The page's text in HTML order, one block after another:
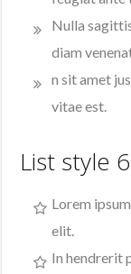
Nulla
diam
n sit amet
vitae est.
List style 6
Lorem
elit.
In hendrerit